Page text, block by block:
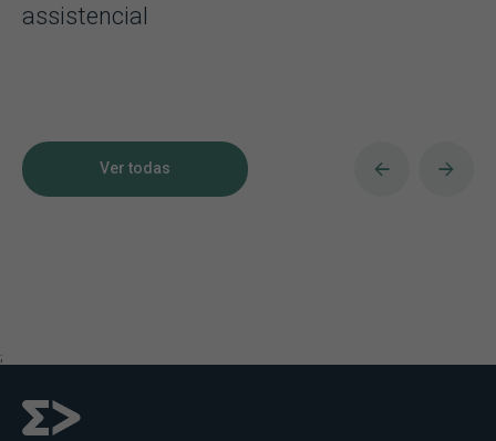
assistencial
Ver todas
;